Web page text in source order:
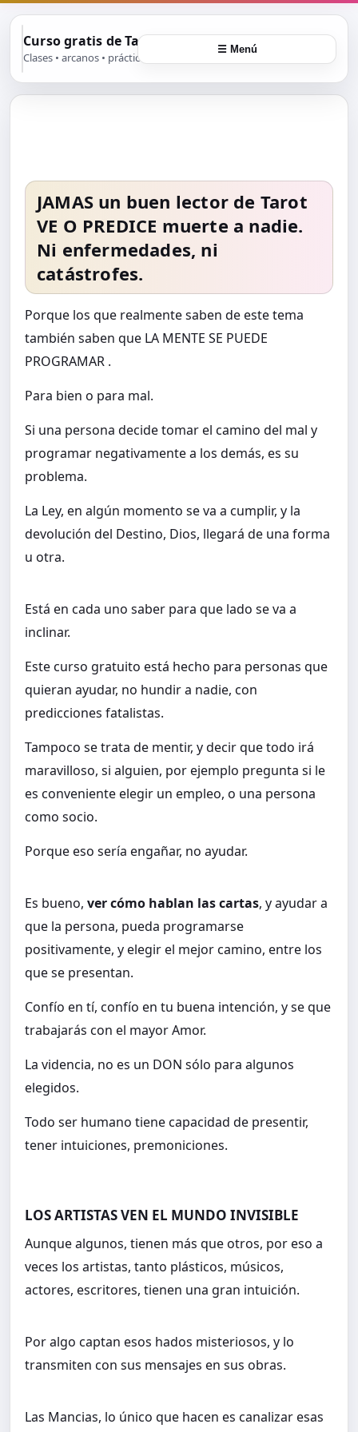
Curso gratis de Tarot
Clases • arcanos • práctica
☰ Menú
JAMAS un buen lector de Tarot
VE O PREDICE muerte a nadie.
Ni enfermedades, ni
catástrofes.
Porque los que realmente saben de este tema
también saben que LA MENTE SE PUEDE
PROGRAMAR .
Para bien o para mal.
Si una persona decide tomar el camino del mal y
programar negativamente a los demás, es su
problema.
La Ley, en algún momento se va a cumplir, y la
devolución del Destino, Dios, llegará de una forma
u otra.
Está en cada uno saber para que lado se va a
inclinar.
Este curso gratuito está hecho para personas que
quieran ayudar, no hundir a nadie, con
predicciones fatalistas.
Tampoco se trata de mentir, y decir que todo irá
maravilloso, si alguien, por ejemplo pregunta si le
es conveniente elegir un empleo, o una persona
como socio.
Porque eso sería engañar, no ayudar.
Es bueno, ver cómo hablan las cartas, y ayudar a
que la persona, pueda programarse
positivamente, y elegir el mejor camino, entre los
que se presentan.
Confío en tí, confío en tu buena intención, y se que
trabajarás con el mayor Amor.
La videncia, no es un DON sólo para algunos
elegidos.
Todo ser humano tiene capacidad de presentir,
tener intuiciones, premoniciones.
LOS ARTISTAS VEN EL MUNDO INVISIBLE
Aunque algunos, tienen más que otros, por eso a
veces los artistas, tanto plásticos, músicos,
actores, escritores, tienen una gran intuición.
Por algo captan esos hados misteriosos, y lo
transmiten con sus mensajes en sus obras.
Las Mancias, lo único que hacen es canalizar esas